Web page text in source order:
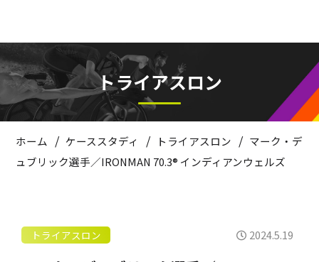
トライアスロン
ホーム / ケーススタディ / トライアスロン / マーク・デ
ュブリック選手／IRONMAN 70.3® インディアンウェルズ
トライアスロン 2024.5.19